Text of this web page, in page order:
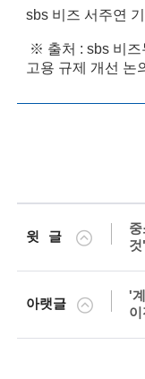
e
n
t
i
s
a
n
d
e
sbs 비즈 서주연
※ 출처 : sbs 비즈
고용 규제 개선 논
윗글
아랫글
'